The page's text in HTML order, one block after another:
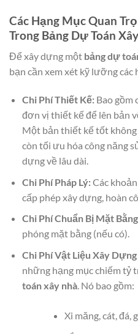
Các Hạng Mục Quan
Trong Bảng Dự Toán
Để xây dựng một bảng dự
bạn cần xem xét kỹ lưỡng các
Chi Phí Thiết Kế:Bao gồm
đơn vị thiết kế để lên bản
Một bản thiết kế tốt
còn tối ưu hóa công năng
dựng về lâu dài.
Chi Phí Pháp Lý:Các
cấp phép xây dựng, hoàn
Chi Phí Chuẩn Bị Mặt
phóng mặt bằng (nếu có).
Chi Phí Vật Liệu Xây
những hạng mục chiếm tỷ
toán xây nhà. Nó bao gồm:
Xi măng, cát, đá,